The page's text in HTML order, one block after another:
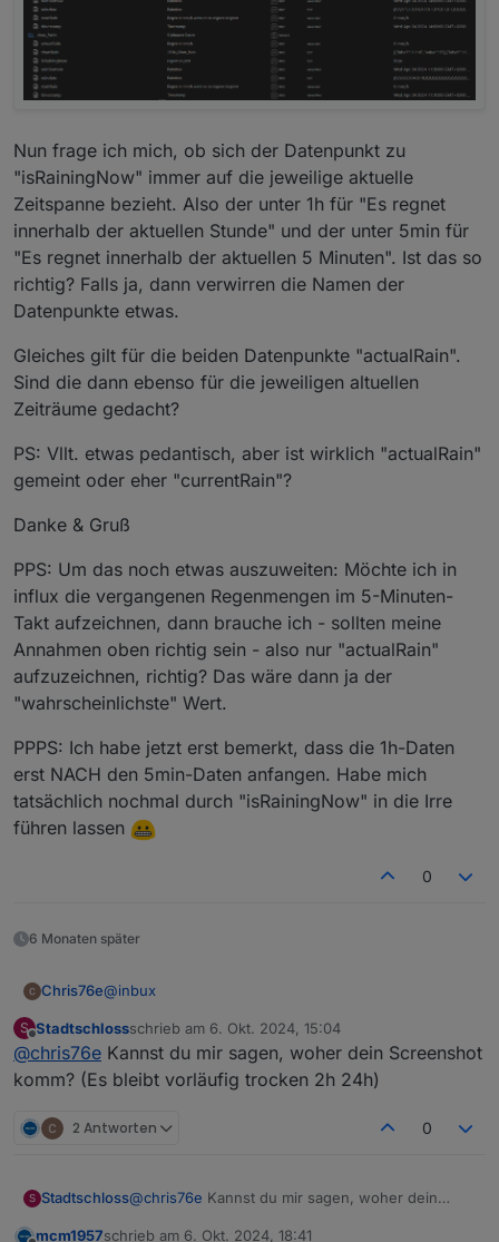
Nun frage ich mich, ob sich der Datenpunkt zu
"isRainingNow" immer auf die jeweilige aktuelle
Zeitspanne bezieht. Also der unter 1h für "Es regnet
innerhalb der aktuellen Stunde" und der unter 5min für
"Es regnet innerhalb der aktuellen 5 Minuten". Ist das so
richtig? Falls ja, dann verwirren die Namen der
Datenpunkte etwas.
Gleiches gilt für die beiden Datenpunkte "actualRain".
Sind die dann ebenso für die jeweiligen altuellen
Zeiträume gedacht?
PS: Vllt. etwas pedantisch, aber ist wirklich "actualRain"
gemeint oder eher "currentRain"?
Danke & Gruß
PPS: Um das noch etwas auszuweiten: Möchte ich in
influx die vergangenen Regenmengen im 5-Minuten-
Takt aufzeichnen, dann brauche ich - sollten meine
Annahmen oben richtig sein - also nur "actualRain"
aufzuzeichnen, richtig? Das wäre dann ja der
"wahrscheinlichste" Wert.
PPPS: Ich habe jetzt erst bemerkt, dass die 1h-Daten
erst NACH den 5min-Daten anfangen. Habe mich
tatsächlich nochmal durch "isRainingNow" in die Irre
führen lassen
0
6 Monaten später
Chris76e@inbux
Danke für das schnelle einbauen des neuen DP´s
S
Offline
Stadtschlossschrieb am 6. Okt. 2024, 15:04
zuletzt editiert von
@chris76e Kannst du mir sagen, woher dein Screenshot
komm? (Es bleibt vorläufig trocken 2h 24h)
2 Antworten 0
S Stadtschloss@chris76e Kannst du mir sagen, woher dein
mcm1957schrieb am 6. Okt. 2024, 18:41